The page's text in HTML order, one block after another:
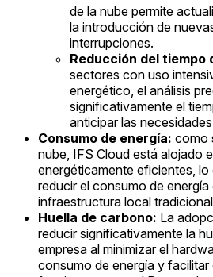
de la nube permite
la introducción de
interrupciones.
Reducción del tiempo
sectores con uso
energético, el análisis
significativamente el
anticipar las
Consumo de energía: como
nube, IFS Cloud está alojado
energéticamente eficientes,
reducir el consumo de
infraestructura local
Huella de carbono: La
reducir significativamente la
empresa al minimizar el
consumo de energía y